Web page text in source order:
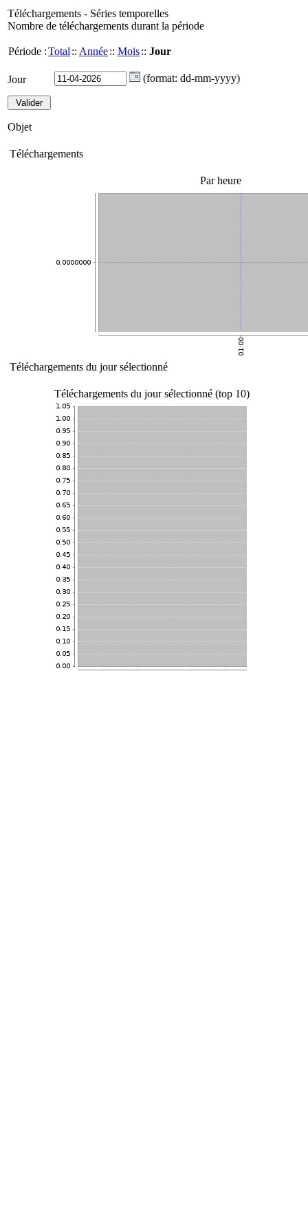
Téléchargements - Séries temporelles
Nombre de téléchargements durant la période
Période :Total :: Année:: Mois:: Jour
Jour (format: dd-mm-yyyy)
Objet
Téléchargements
Par heure
Téléchargements du jour sélectionné
Téléchargements du jour sélectionné (top 10)